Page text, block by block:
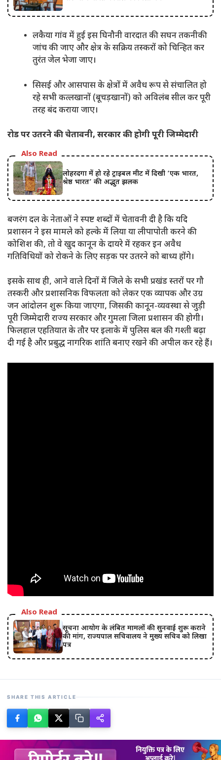
लकैया गांव में हुई इस घिनौनी वारदात की सघन तकनीकी
जांच की जाए और क्षेत्र के सक्रिय तस्करों को चिन्हित कर
तुरंत जेल भेजा जाए।
सिसई और आसपास के क्षेत्रों में अवैध रूप से संचालित हो
रहे सभी कत्लखानों (बूचड़खानों) को अविलंब सील कर पूरी
तरह बंद कराया जाए।
रोड पर उतरने की चेतावनी, सरकार की होगी पूरी जिम्मेदारी
Also Read
लोहरदगा में हो रहे ट्राइबल मीट में दिखी ‘एक भारत,
श्रेष्ठ भारत’ की अद्भुत झलक
बजरंग दल के नेताओं ने स्पष्ट शब्दों में चेतावनी दी है कि यदि
प्रशासन ने इस मामले को हल्के में लिया या लीपापोती करने की
कोशिश की, तो वे खुद कानून के दायरे में रहकर इन अवैध
गतिविधियों को रोकने के लिए सड़क पर उतरने को बाध्य होंगे।
इसके साथ ही, आने वाले दिनों में जिले के सभी प्रखंड स्तरों पर गौ
तस्करी और प्रशासनिक विफलता को लेकर एक व्यापक और उग्र
जन आंदोलन शुरू किया जाएगा, जिसकी कानून-व्यवस्था से जुड़ी
पूरी जिम्मेदारी राज्य सरकार और गुमला जिला प्रशासन की होगी।
फिलहाल एहतियात के तौर पर इलाके में पुलिस बल की गश्ती बढ़ा
दी गई है और प्रबुद्ध नागरिक शांति बनाए रखने की अपील कर रहे हैं।
Also Read
सूचना आयोग के लंबित मामलों की सुनवाई शुरू कराने
की मांग, राज्यपाल सचिवालय ने मुख्य सचिव को लिखा
पत्र
SHARE THIS ARTICLE